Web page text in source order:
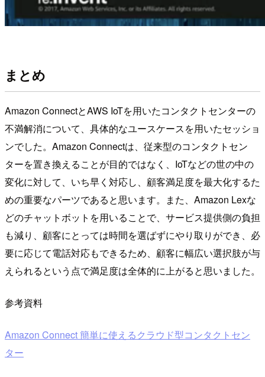
まとめ
Amazon ConnectとAWS IoTを用いたコンタクトセンターの
不満解消について、具体的なユースケースを用いたセッショ
ンでした。Amazon Connectは、従来型のコンタクトセン
ターを置き換えることが目的ではなく、IoTなどの世の中の
変化に対して、いち早く対応し、顧客満足度を最大化するた
めの重要なパーツであると思います。また、Amazon Lexな
どのチャットボットを用いることで、サービス提供側の負担
も減り、顧客にとっては時間を選ばずにやり取りができ、必
要に応じて電話対応もできるため、顧客に幅広い選択肢が与
えられるという点で満足度は全体的に上がると思いました。
参考資料
Amazon Connect 簡単に使えるクラウド型コンタクトセン
ター